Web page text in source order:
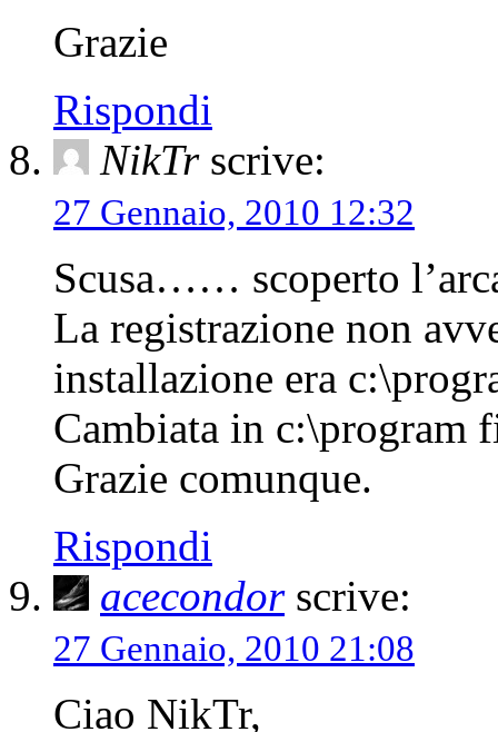
Grazie
Rispondi
NikTrscrive:
27 Gennaio, 2010 12:32
Scusa…… scoperto
La registrazione non
installazione era
Cambiata in c:\program
Grazie comunque.
Rispondi
acecondorscrive:
27 Gennaio, 2010 21:08
Ciao NikTr,